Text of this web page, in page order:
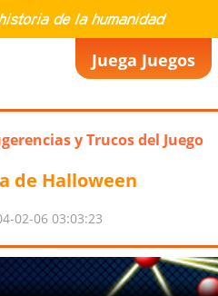
Juega Juegos
y Trucos del Juego
de Halloween
02-06 03:03:23